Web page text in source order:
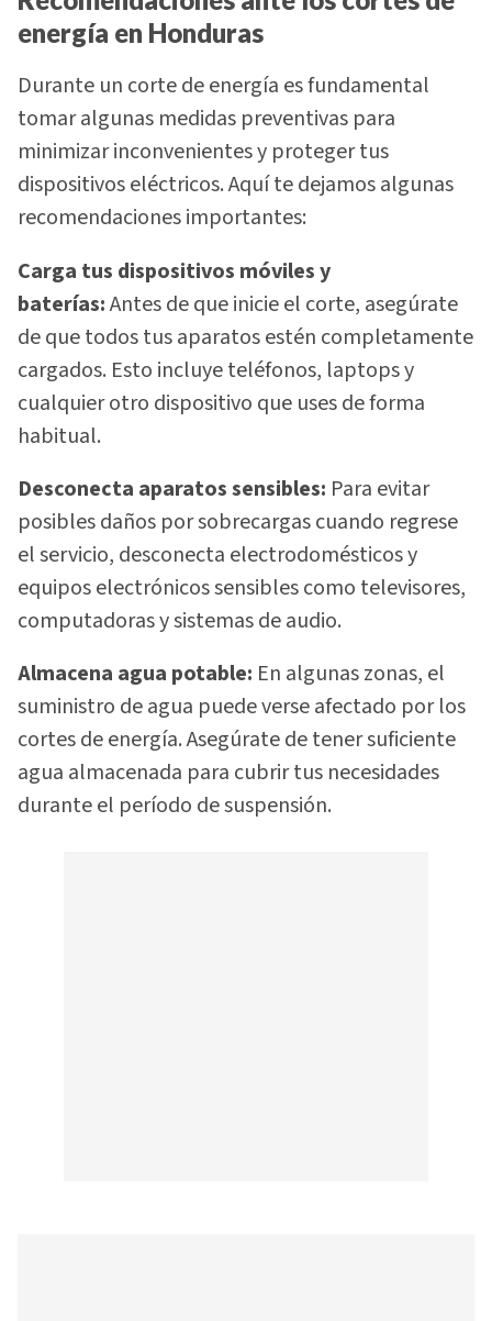
energía en Honduras
Durante un corte de energía es fundamental
tomar algunas medidas preventivas para
minimizar inconvenientes y proteger tus
dispositivos eléctricos. Aquí te dejamos algunas
recomendaciones importantes:
Carga tus dispositivos móviles y
baterías:Antes de que inicie el corte, asegúrate
de que todos tus aparatos estén completamente
cargados. Esto incluye teléfonos, laptops y
cualquier otro dispositivo que uses de forma
habitual.
Desconecta aparatos sensibles: Para evitar
posibles daños por sobrecargas cuando regrese
el servicio, desconecta electrodomésticos y
equipos electrónicos sensibles como televisores,
computadoras y sistemas de audio.
Almacena agua potable: En algunas zonas, el
suministro de agua puede verse afectado por los
cortes de energía. Asegúrate de tener suficiente
agua almacenada para cubrir tus necesidades
durante el período de suspensión.